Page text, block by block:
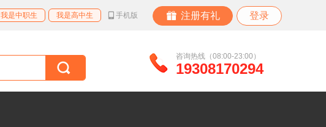
我是中职生 我是高中生 手机版 注册有礼 登录
咨询热线（08:00-23:00）
19308170294